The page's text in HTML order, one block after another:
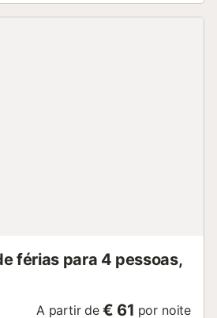
férias para 4 pessoas,
A partir de € 61 por noite